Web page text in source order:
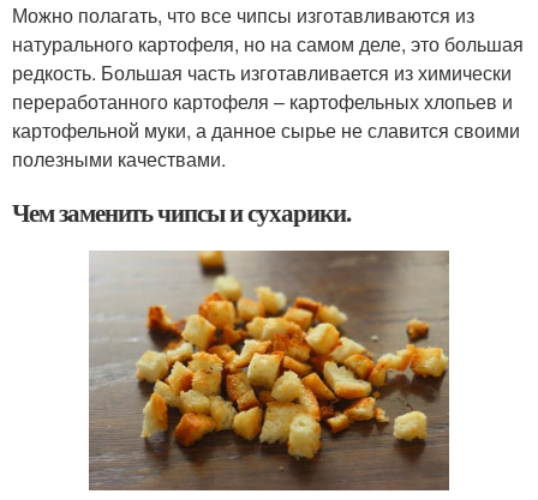
Можно полагать, что все чипсы изготавливаются из
натурального картофеля, но на самом деле, это большая
редкость. Большая часть изготавливается из химически
переработанного картофеля – картофельных хлопьев и
картофельной муки, а данное сырье не славится своими
полезными качествами.
Чем заменить чипсы и сухарики.